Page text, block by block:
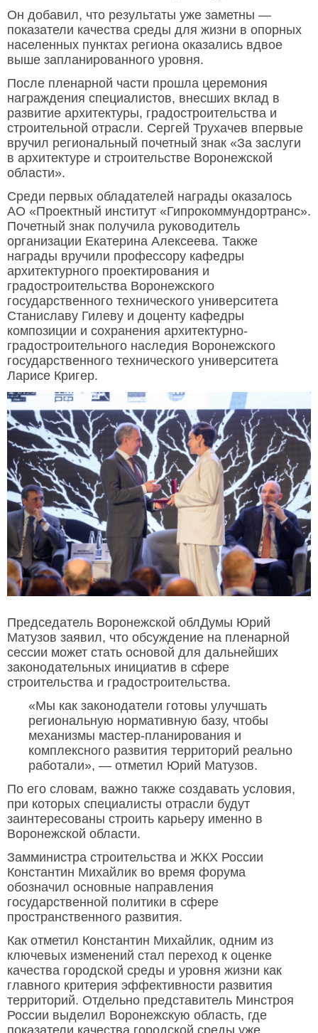
Он добавил, что результаты уже заметны —
показатели качества среды для жизни в опорных
населенных пунктах региона оказались вдвое
выше запланированного уровня.
После пленарной части прошла церемония
награждения специалистов, внесших вклад в
развитие архитектуры, градостроительства и
строительной отрасли. Сергей Трухачев впервые
вручил региональный почетный знак «За заслуги
в архитектуре и строительстве Воронежской
области».
Среди первых обладателей награды оказалось
АО «Проектный институт «Гипрокоммундортранс».
Почетный знак получила руководитель
организации Екатерина Алексеева. Также
награды вручили профессору кафедры
архитектурного проектирования и
градостроительства Воронежского
государственного технического университета
Станиславу Гилеву и доценту кафедры
композиции и сохранения архитектурно-
градостроительного наследия Воронежского
государственного технического университета
Ларисе Кригер.
Председатель Воронежской облДумы Юрий
Матузов заявил, что обсуждение на пленарной
сессии может стать основой для дальнейших
законодательных инициатив в сфере
строительства и градостроительства.
«Мы как законодатели готовы улучшать
региональную нормативную базу, чтобы
механизмы мастер-планирования и
комплексного развития территорий реально
работали», — отметил Юрий Матузов.
По его словам, важно также создавать условия,
при которых специалисты отрасли будут
заинтересованы строить карьеру именно в
Воронежской области.
Замминистра строительства и ЖКХ России
Константин Михайлик во время форума
обозначил основные направления
государственной политики в сфере
пространственного развития.
Как отметил Константин Михайлик, одним из
ключевых изменений стал переход к оценке
качества городской среды и уровня жизни как
главного критерия эффективности развития
территорий. Отдельно представитель Минстроя
России выделил Воронежскую область, где
показатели качества городской среды уже